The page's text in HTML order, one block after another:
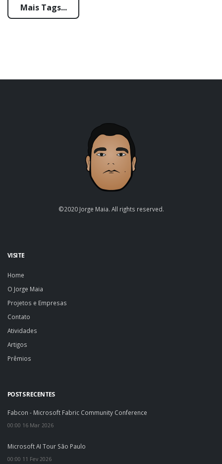
Mais Tags...
©2020 Jorge Maia. All rights reserved.
VISITE
Home
O Jorge Maia
Projetos e Empresas
Contato
Atividades
Artigos
Prêmios
POSTS RECENTES
Fabcon - Microsoft Fabric Community Conference
00:00 16 Mar 2026
Microsoft AI Tour São Paulo
00:00 11 Fev 2026